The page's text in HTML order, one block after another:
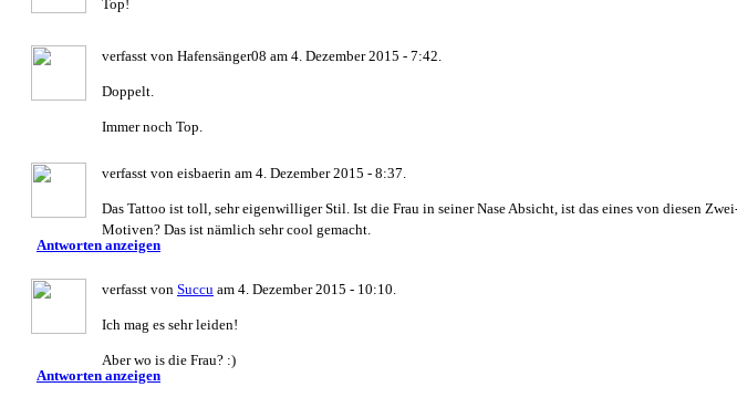
Top!
verfasst von Hafensänger08 am 4. Dezember 2015 - 7:42.
Doppelt.
Immer noch Top.
verfasst von eisbaerin am 4. Dezember 2015 - 8:37.
Das Tattoo ist toll, sehr eigenwilliger Stil. Ist die Frau in seiner Nase Absicht, ist das eines von diesen
Motiven? Das ist nämlich sehr cool gemacht.
Antworten anzeigen
verfasst von Succu am 4. Dezember 2015 - 10:10.
Ich mag es sehr leiden!
Aber wo is die Frau? :)
Antworten anzeigen